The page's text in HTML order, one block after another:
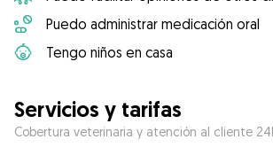
Puedo administrar medicación oral
Tengo niños en casa
Servicios y tarifas
Cobertura veterinaria y atención al cliente